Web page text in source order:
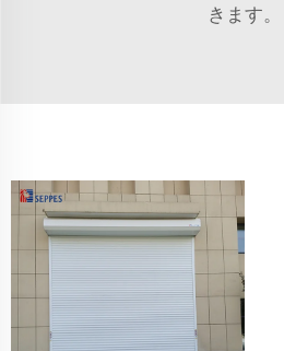
きます。